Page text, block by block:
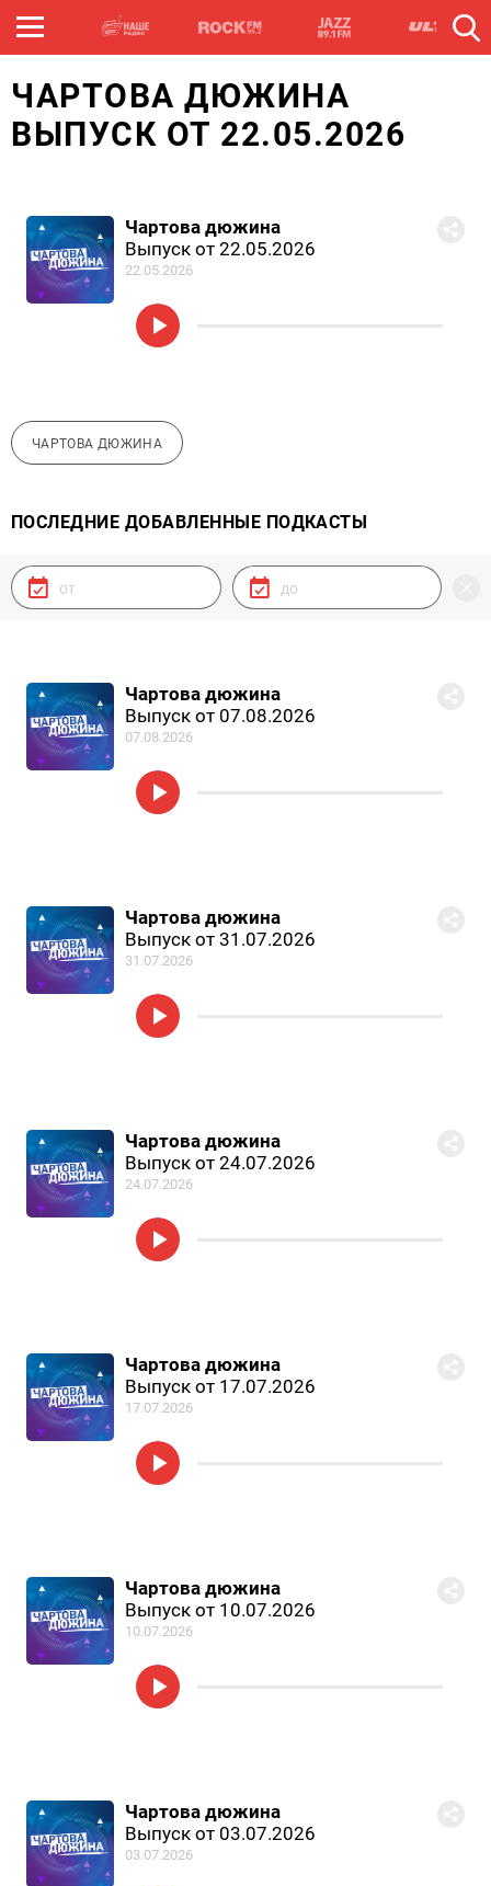
ЧАРТОВА ДЮЖИНА
ВЫПУСК ОТ 22.05.2026
Чартова дюжина
Выпуск от 22.05.2026
22.05.2026
ЧАРТОВА ДЮЖИНА
ПОСЛЕДНИЕ ДОБАВЛЕННЫЕ ПОДКАСТЫ
Чартова дюжина
Выпуск от 07.08.2026
07.08.2026
Чартова дюжина
Выпуск от 31.07.2026
31.07.2026
Чартова дюжина
Выпуск от 24.07.2026
24.07.2026
Чартова дюжина
Выпуск от 17.07.2026
17.07.2026
Чартова дюжина
Выпуск от 10.07.2026
10.07.2026
Чартова дюжина
Выпуск от 03.07.2026
03.07.2026